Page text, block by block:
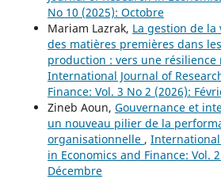
No 10 (2025): Octobre
Mariam Lazrak, La gestion de
des matières premières dans
production : vers une
International Journal of
Finance: Vol. 3 No 2 (2026):
Zineb Aoun, Gouvernance et
un nouveau pilier de la
organisationnelle , International
in Economics and Finance: Vol.
Décembre